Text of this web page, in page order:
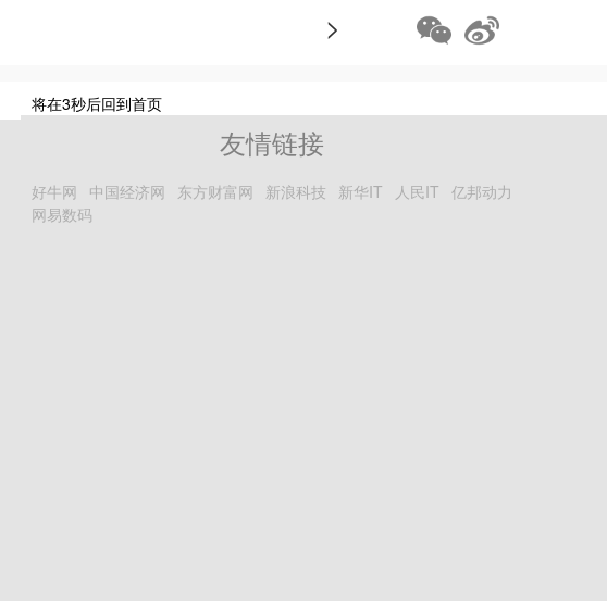
>
将在3秒后回到首页
友情链接
好牛网 中国经济网 东方财富网 新浪科技 新华IT 人民IT 亿邦动力
网易数码